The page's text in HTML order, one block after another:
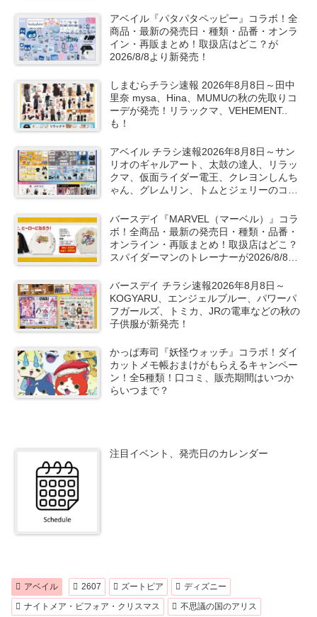
況！
アベイル『パタパタペッピー』コラボ！全
商品・最新の発売日・種類・品番・オンラ
イン・再販まとめ！取扱店はどこ？が
2026/8/8より新発売！
しまむらチラシ速報 2026年8月8日～田中
里奈 mysa、Hina、MUMUの秋の先取りコ
ーデが発売！リラックマ、VEHEMENT..
も！
アベイル チラシ速報2026年8月8日～サン
リオのギャルアート、太鼓の達人、リラッ
クマ、仮面ライダー電王、クレヨンしんち
ゃん、グレムリン、トムとジェリーのコラ
バースデイ『MARVEL（マーベル）』コラ
ボ！全商品・最新の発売日・種類・品番・
オンライン・再販まとめ！取扱店はどこ？
スパイダーマンのトレーナーが2026/8/8よ
バースデイ チラシ速報2026年8月8日～
KOGYARU、エンジェルブルー、パワーパ
フガールズ、トミカ、JRの電車などの秋の
子供服が新発売！
かっぱ寿司『妖怪ウォッチ』コラボ！ダイ
カットメモ帳おまけがもらえるキャンペー
ン！全5種類！口コミ、販売期間はいつか
らいつまで？
注目イベント、発売日のカレンダー
アベイル 2607 ズートピア
ディズニー
ナイトメア・ビフォア・クリスマス
不思議の国のアリス